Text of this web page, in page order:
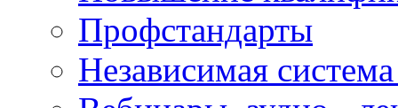
Профстандарты
Независимая